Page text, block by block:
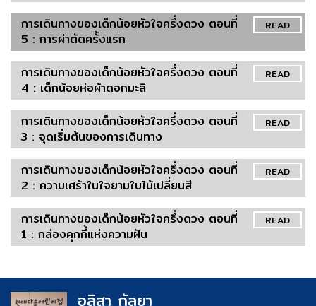
READ
การเดินทางของเด็กน้อยหัวใจครึ่งดวง ตอนที่
5 : การผ่าตัดครั้งแรก
READ
การเดินทางของเด็กน้อยหัวใจครึ่งดวง ตอนที่
4 : เด็กน้อยห่อผ้าดอกมะลิ
READ
การเดินทางของเด็กน้อยหัวใจครึ่งดวง ตอนที่
3 : จุดเริ่มต้นของการเดินทาง
READ
การเดินทางของเด็กน้อยหัวใจครึ่งดวง ตอนที่
2 : ความเศร้าในใจยามใบไม้เปลี่ยนสี
READ
การเดินทางของเด็กน้อยหัวใจครึ่งดวง ตอนที่
1 : กล่องคุกกี้แห่งความฝัน
อลิสา กัลยา